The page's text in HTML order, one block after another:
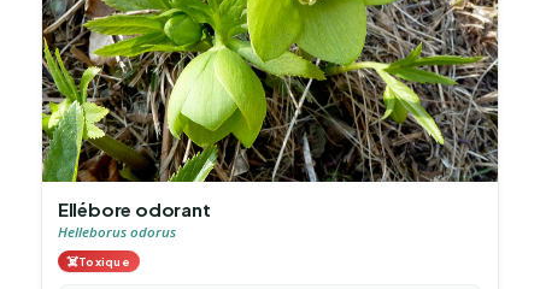
Ellébore odorant
Helleborus odorus
☠️Toxique